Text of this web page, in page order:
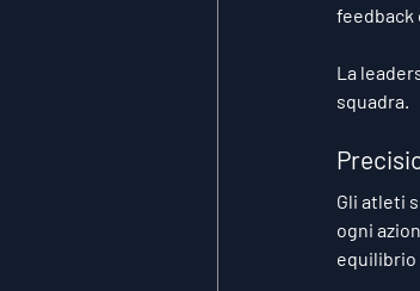
feedback
La
squadra.
Gli atleti
ogni
equilibrio